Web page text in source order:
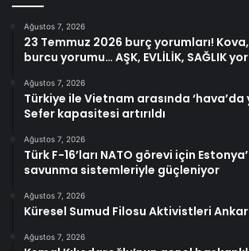
Ağustos 7, 2026
23 Temmuz 2026 burç yorumları!
burcu yorumu… AŞK, EVLİLİK, SAĞLIK
Ağustos 7, 2026
Türkiye ile Vietnam arasında
Sefer kapasitesi artırıldı
Ağustos 7, 2026
Türk F-16’ları NATO görevi için
savunma sistemleriyle güçleniyor
Ağustos 7, 2026
Küresel Sumud Filosu Aktivistleri
Ağustos 7, 2026